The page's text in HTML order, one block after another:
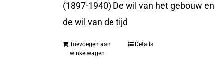
(1897-1940) De wil van het gebouw en
de wil van de tijd
Toevoegen aan
winkelwagen
Details